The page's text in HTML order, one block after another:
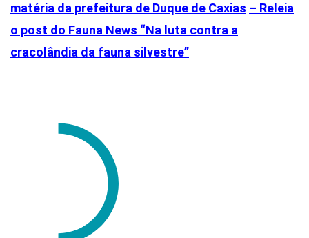
matéria da prefeitura de Duque de Caxias – Releia
o post do Fauna News “Na luta contra a
cracolândia da fauna silvestre”